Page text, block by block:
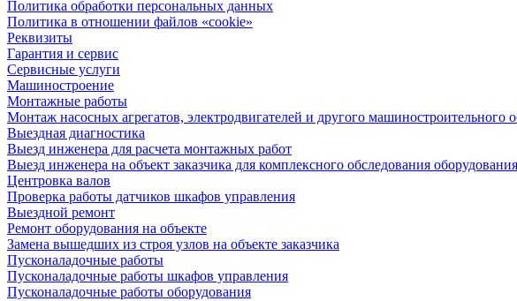
Политика обработки персональных данных
Политика в отношении файлов «cookie»
Реквизиты
Гарантия и сервис
Сервисные услуги
Машиностроение
Монтажные работы
Монтаж насосных агрегатов, электродвигателей и другого машиностроительного
Выездная диагностика
Выезд инженера для расчета монтажных работ
Выезд инженера на объект заказчика для комплексного обследования оборудования
Центровка валов
Проверка работы датчиков шкафов управления
Выездной ремонт
Ремонт оборудования на объекте
Замена вышедших из строя узлов на объекте заказчика
Пусконаладочные работы
Пусконаладочные работы шкафов управления
Пусконаладочные работы оборудования